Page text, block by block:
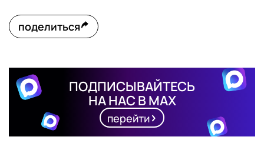
поделиться
ПОДПИСЫВАЙТЕСЬ
НА НАС В MAX
перейти